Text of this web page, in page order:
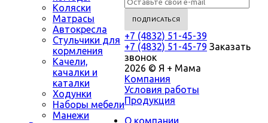
Коляски
Матрасы
Автокресла
Стульчики для
кормления
Качели,
качалки и
каталки
Ходунки
Наборы мебели
Манежи
+7 (4832) 51-45-39
+7 (4832) 51-45-79 Заказать
звонок
2026 © Я + Мама
Компания
Условия работы
Продукция
О компании